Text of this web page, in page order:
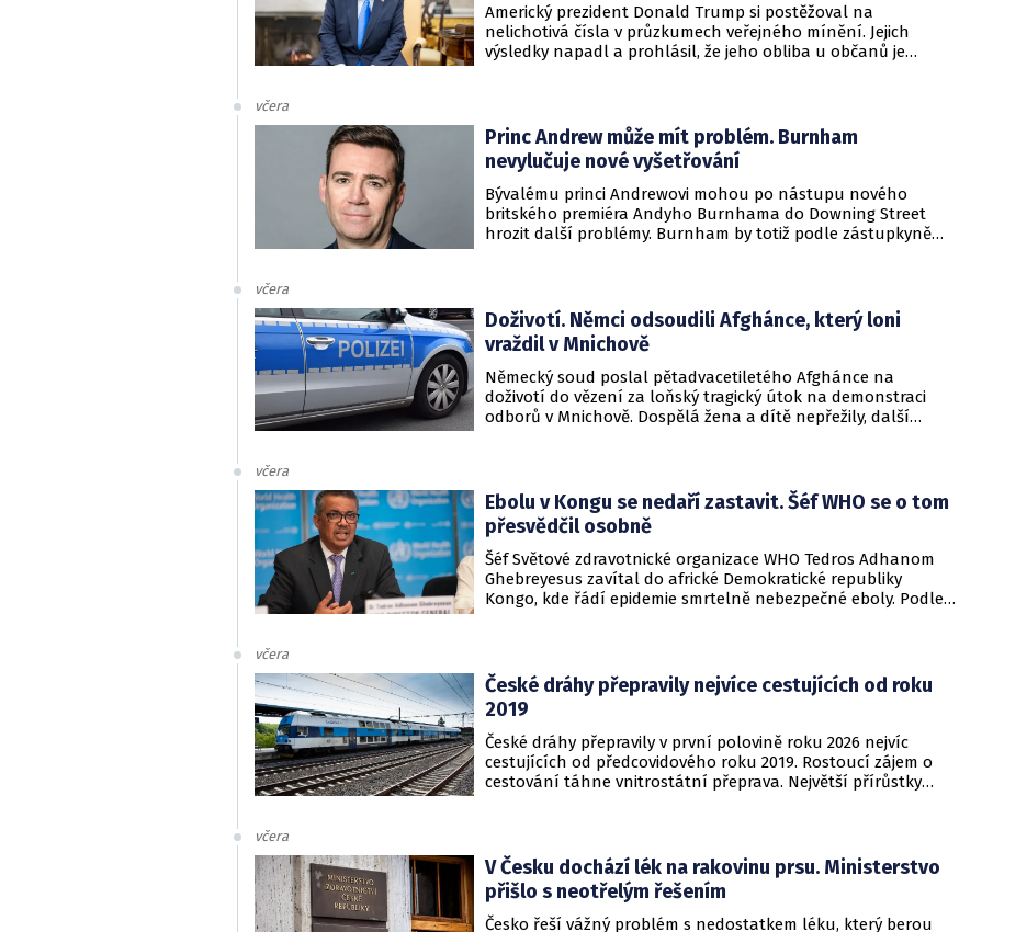
Americký prezident Donald Trump si postěžoval na
nelichotivá čísla v průzkumech veřejného mínění. Jejich
výsledky napadl a prohlásil, že jeho obliba u občanů je
včera
Princ Andrew může mít problém. Burnham
nevylučuje nové vyšetřování
Bývalému princi Andrewovi mohou po nástupu nového
britského premiéra Andyho Burnhama do Downing Street
hrozit další problémy. Burnham by totiž podle zástupkyně
včera
Doživotí. Němci odsoudili Afghánce, který loni
vraždil v Mnichově
Německý soud poslal pětadvacetiletého Afghánce na
doživotí do vězení za loňský tragický útok na demonstraci
odborů v Mnichově. Dospělá žena a dítě nepřežily, další
včera
Ebolu v Kongu se nedaří zastavit. Šéf WHO se o tom
přesvědčil osobně
Šéf Světové zdravotnické organizace WHO Tedros Adhanom
Ghebreyesus zavítal do africké Demokratické republiky
Kongo, kde řádí epidemie smrtelně nebezpečné eboly. Podle
včera
České dráhy přepravily nejvíce cestujících od roku
2019
České dráhy přepravily v první polovině roku 2026 nejvíc
cestujících od předcovidového roku 2019. Rostoucí zájem o
cestování táhne vnitrostátní přeprava. Největší přírůstky
individuálním motorismem.
včera
V Česku dochází lék na rakovinu prsu. Ministerstvo
přišlo s neotřelým řešením
Česko řeší vážný problém s nedostatkem léku, který berou